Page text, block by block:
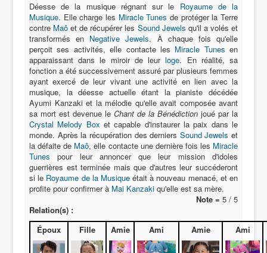
F
G
I
J
K
L
M
N
O
P
Q
R
Déesse de la musique régnant sur le Royaume de la
Musique. Elle charge les Miracle Tunes de protéger la Terre
contre Maô et de récupérer les Sound Jewels qu'il a volés et
transformés en Negative Jewels. À chaque fois qu'elle
perçoit ses activités, elle contacte les Miracle Tunes en
apparaissant dans le miroir de leurloge. En réalité, sa
fonction a été successivement assuré par plusieurs femmes
ayant exercé de leur vivant une activité en lien avec la
musique, la déesse actuelle étant la pianiste décédée
Ayumi Kanzaki et la mélodie qu'elle avait composée avant
sa mort est devenue le Chant de la Bénédiction joué par la
Crystal Melody Box et capable d'instaurer la paix dans le
monde. Après la récupération des derniers Sound Jewels et
la défaite de Maô, elle contacte une dernière fois les Miracle
Tunes pour leur annoncer que leur mission d'idoles
guerrières est terminée mais que d'autres leur succéderont
si le Royaume de la Musiqueétait à nouveau menacé, et en
profite pour confirmer à Mai Kanzaki qu'elle est sa mère.
Note = 5 / 5
Relation(s) :
Époux
Fille Amie Ami Amie Ami